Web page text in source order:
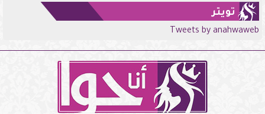
تويتر
Tweets by anahwaweb